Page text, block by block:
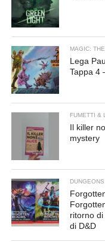
MAGIC:
Lega
Tappa 4
FUMETTI &
Il killer
mystery
ritorno
di D&D